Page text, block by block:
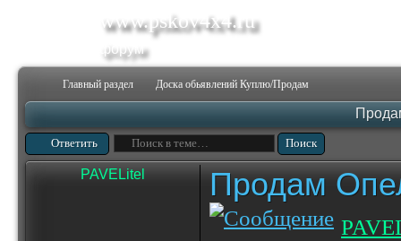
www.pskov4x4.ru
форум
Главный раздел Доска обьявлений Куплю/Продам
Ответить
PAVELitel Продам